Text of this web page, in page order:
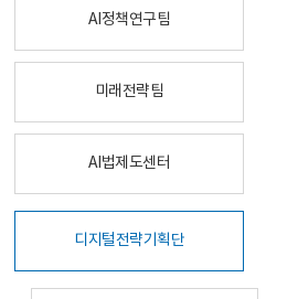
AI정책연구팀
미래전략팀
AI법제도센터
디지털전략기획단